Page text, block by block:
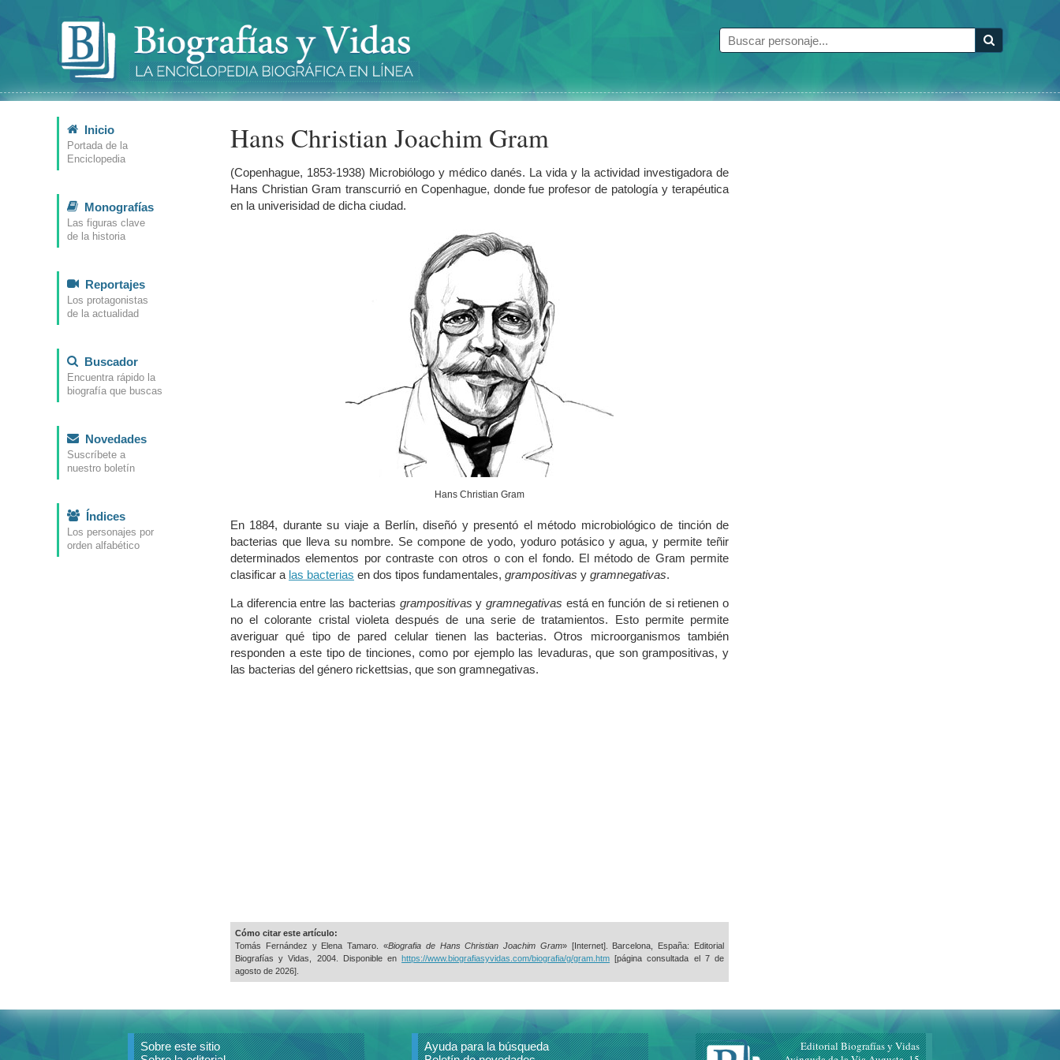
Inicio
Portada de la
Enciclopedia
Monografías
Las figuras clave
de la historia
Reportajes
Los protagonistas
de la actualidad
Buscador
Encuentra rápido la
biografía que buscas
Novedades
Suscríbete a
nuestro boletín
Índices
Los personajes por
orden alfabético
Hans Christian Joachim Gram
(Copenhague, 1853-1938) Microbiólogo y médico danés. La vida y la actividad investigadora de
Hans Christian Gram transcurrió en Copenhague, donde fue profesor de patología y terapéutica
en la univerisidad de dicha ciudad.
Hans Christian Gram
En 1884, durante su viaje a Berlín, diseñó y presentó el método microbiológico de tinción de
bacterias que lleva su nombre. Se compone de yodo, yoduro potásico y agua, y permite teñir
determinados elementos por contraste con otros o con el fondo. El método de Gram permite
clasificar a las bacterias en dos tipos fundamentales, grampositivas y gramnegativas.
La diferencia entre las bacterias grampositivas ygramnegativas está en función de si retienen o
no el colorante cristal violeta después de una serie de tratamientos. Esto permite permite
averiguar qué tipo de pared celular tienen las bacterias. Otros microorganismos también
responden a este tipo de tinciones, como por ejemplo las levaduras, que son grampositivas, y
las bacterias del género rickettsias, que son gramnegativas.
Cómo citar este artículo:
Tomás Fernández y Elena Tamaro. «Biografia de Hans Christian Joachim Gram» [Internet]. Barcelona, España: Editorial
Biografías y Vidas, 2004. Disponible enhttps://www.biografiasyvidas.com/biografia/g/gram.htm [página consultada el 7 de
agosto de 2026].
Sobre este sitio
Ayuda para la búsqueda
Editorial Biografías y Vidas